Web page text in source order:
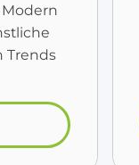
Trends